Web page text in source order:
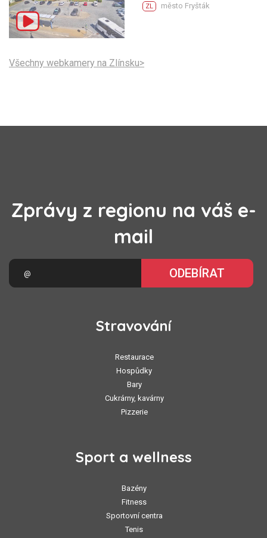
ZL město Fryšták
Všechny webkamery na Zlínsku>
Zprávy z regionu na váš e-
mail
ODEBÍRAT
Stravování
Restaurace
Hospůdky
Bary
Cukrárny, kavárny
Pizzerie
Sport a wellness
Bazény
Fitness
Sportovní centra
Tenis